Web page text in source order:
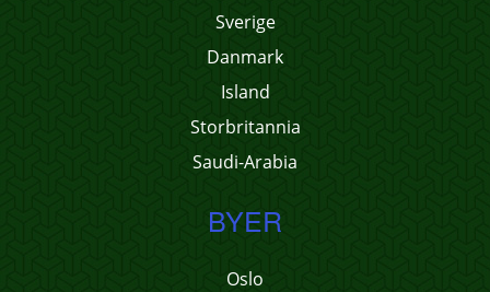
Sverige
Danmark
Island
Storbritannia
Saudi-Arabia
BYER
Oslo